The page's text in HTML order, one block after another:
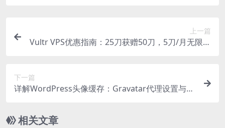
上一篇
Vultr VPS优惠指南：25刀获赠50刀，5刀/月无限建
下一篇
详解WordPress头像缓存：Gravatar代理设置与缓
相关文章